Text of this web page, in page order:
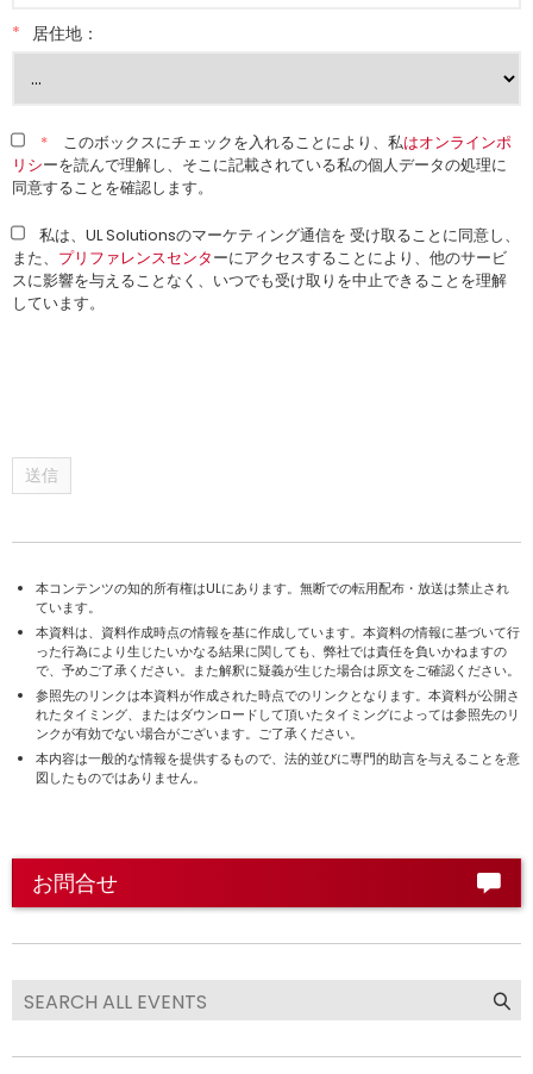
* 居住地：
* このボックスにチェックを入れることにより、私はオンラインポ
リシーを読んで理解し、そこに記載されている私の個人データの処理に
同意することを確認します。
私は、UL Solutionsのマーケティング通信を 受け取ることに同意し、
また、 プリファレンスセンターにアクセスすることにより、他のサービ
スに影響を与えることなく、いつでも受け取りを中止できることを理解
しています。
送信
本コンテンツの知的所有権はULにあります。無断での転用配布・放送は禁止され
ています。
本資料は、資料作成時点の情報を基に作成しています。本資料の情報に基づいて行
った行為により生じたいかなる結果に関しても、弊社では責任を負いかねますの
で、予めご了承ください。また解釈に疑義が生じた場合は原文をご確認ください。
参照先のリンクは本資料が作成された時点でのリンクとなります。本資料が公開さ
れたタイミング、またはダウンロードして頂いたタイミングによっては参照先のリ
ンクが有効でない場合がございます。ご了承ください。
本内容は一般的な情報を提供するもので、法的並びに専門的助言を与えることを意
図したものではありません。
お問合せ